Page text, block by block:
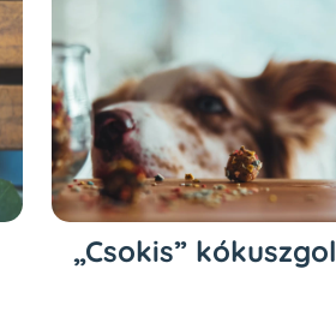
„Csokis”